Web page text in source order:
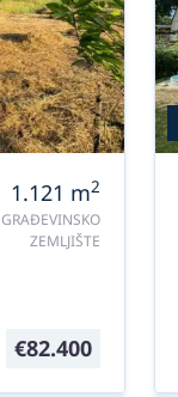
1.121 m2
GRAĐEVINSKO
ZEMLJIŠTE
€82.400